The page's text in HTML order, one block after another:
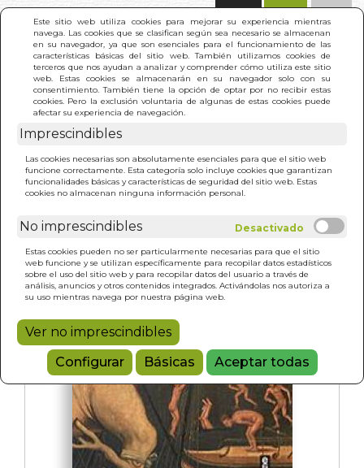
Este sitio web utiliza cookies para mejorar su experiencia mientras
navega. Las cookies que se clasifican según sea necesario se almacenan
en su navegador, ya que son esenciales para el funcionamiento de las
características básicas del sitio web. También utilizamos cookies de
terceros que nos ayudan a analizar y comprender cómo utiliza este sitio
web. Estas cookies se almacenarán en su navegador solo con su
consentimiento. También tiene la opción de optar por no recibir estas
cookies. Pero la exclusión voluntaria de algunas de estas cookies puede
afectar su experiencia de navegación.
Imprescindibles
Las cookies necesarias son absolutamente esenciales para que el sitio web
funcione correctamente. Esta categoría solo incluye cookies que garantizan
funcionalidades básicas y características de seguridad del sitio web. Estas
cookies no almacenan ninguna información personal.
No imprescindibles
Estas cookies pueden no ser particularmente necesarias para que el sitio
web funcione y se utilizan específicamente para recopilar datos estadísticos
sobre el uso del sitio web y para recopilar datos del usuario a través de
análisis, anuncios y otros contenidos integrados. Activándolas nos autoriza a
su uso mientras navega por nuestra página web.
Ver no imprescindibles
Configurar
Básicas Aceptar todas
INICIO > CAMPOSANTO